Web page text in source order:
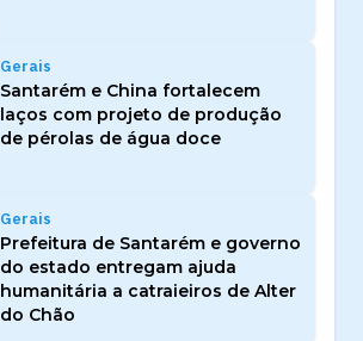
Gerais
Santarém e China fortalecem
laços com projeto de produção
de pérolas de água doce
Gerais
Prefeitura de Santarém e governo
do estado entregam ajuda
humanitária a catraieiros de Alter
do Chão